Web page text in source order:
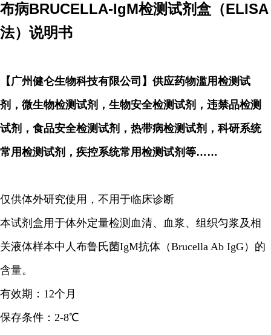
布病BRUCELLA-IgM检测试剂盒（ELISA
法）说明书
【广州健仑生物科技有限公司】供应药物滥用检测试
剂，微生物检测试剂，生物安全检测试剂，违禁品检测
试剂，食品安全检测试剂，热带病检测试剂，科研系统
常用检测试剂，疾控系统常用检测试剂等……
仅供体外研究使用，不用于临床诊断
本试剂盒用于体外定量检测血清、血浆、组织匀浆及相
关液体样本中人布鲁氏菌IgM抗体（Brucella Ab IgG）的
含量。
有效期：12个月
保存条件：2-8℃